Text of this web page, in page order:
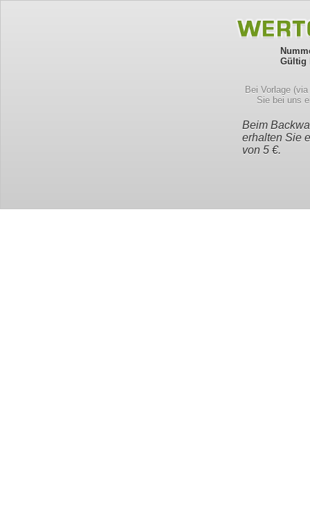
Gültig
Bei Vorlage
Sie bei uns
Beim
erhalten Sie
von 5 €.